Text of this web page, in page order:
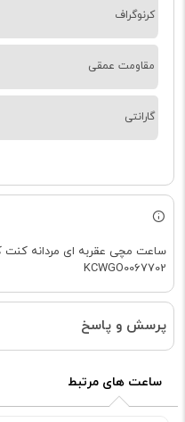
کرنوگراف
مقاومت عمقی
گارانتی
KCWGO0067702
پرسش و پاسخ
ساعت های مرتبط